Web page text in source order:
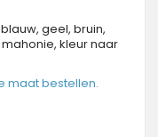
geel, bruin,
kleur naar
maat bestellen.